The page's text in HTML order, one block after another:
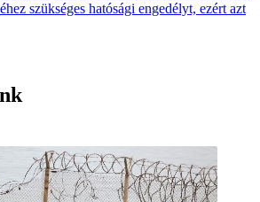
szükséges hatósági engedélyt, ezért azt